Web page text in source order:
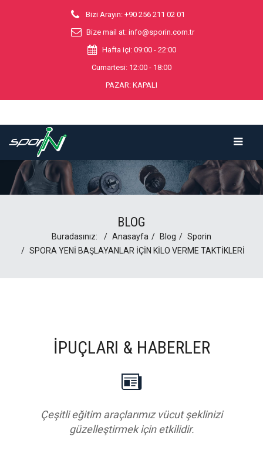
Bizi Arayın: +90 256 211 02 01
Bize mail at: info@sporin.com.tr
Hafta içi: 09:00 - 22:00
Cumartesi: 12:00 - 18:00
PAZAR: KAPALI
BLOG
Buradasınız: Anasayfa Blog
Sporin
SPORA YENİ BAŞLAYANLAR İÇİN KİLO VERME TAKTİKLERİ
İPUÇLARI & HABERLER
Çeşitli eğitim araçlarımız vücut şeklinizi
güzelleştirmek için etkilidir.